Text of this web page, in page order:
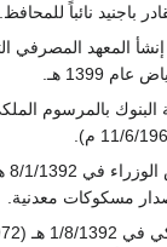
باجنيد نائباً للمحافظ.
1385 هـ إنشأ المعهد
1399 هـ.
مسكوكات معدنية.